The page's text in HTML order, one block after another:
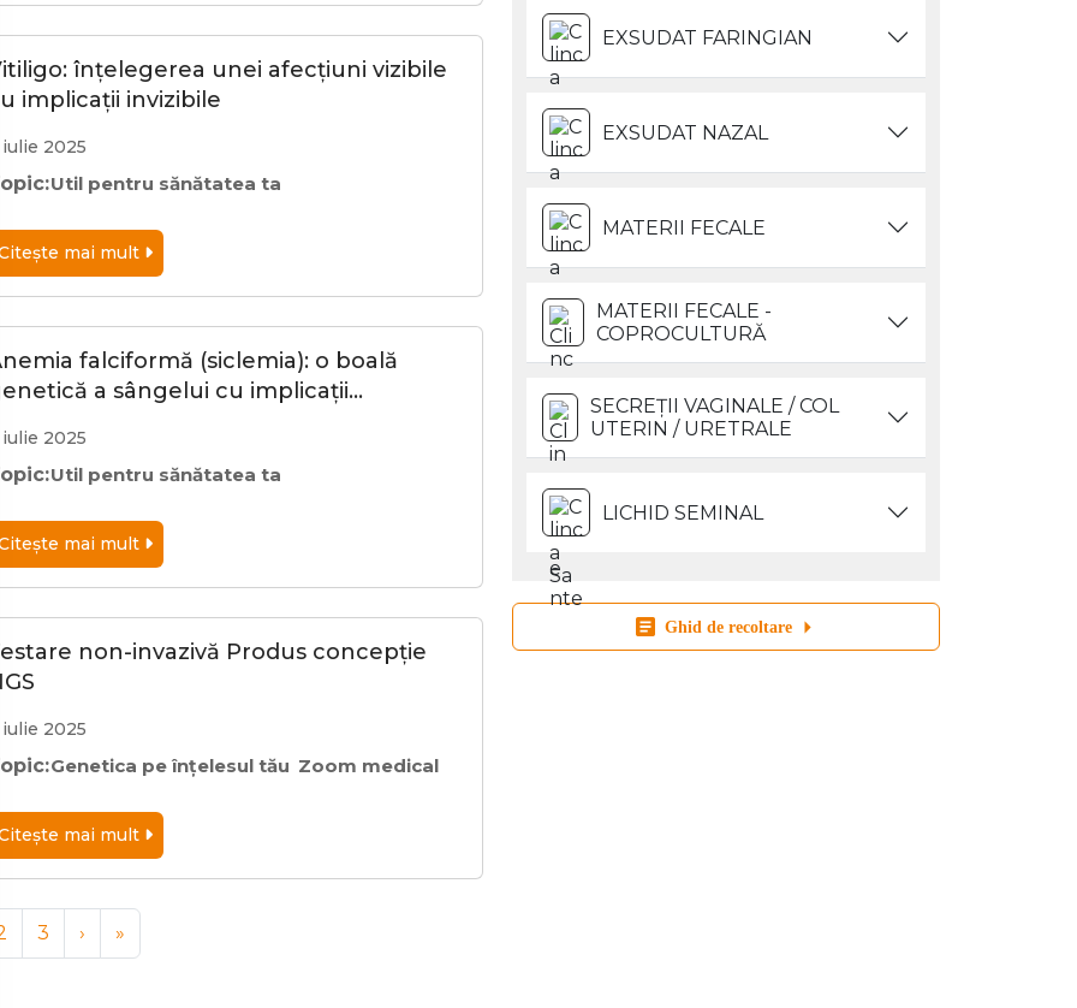
înțelegerea unei afecțiuni vizibile
implicații invizibile
2025
Util pentru sănătatea ta
mai mult
falciformă (siclemia): o boală
a sângelui cu implicații…
2025
Util pentru sănătatea ta
mai mult
non-invazivă Produs concepție
2025
Genetica pe înțelesul tău Zoom medical
mai mult
Page
Page
3 › »
EXSUDAT FARINGIAN
EXSUDAT NAZAL
MATERII FECALE
MATERII FECALE -
COPROCULTURĂ
SECREȚII VAGINALE / COL
UTERIN / URETRALE
LICHID SEMINAL
Ghid de recoltare